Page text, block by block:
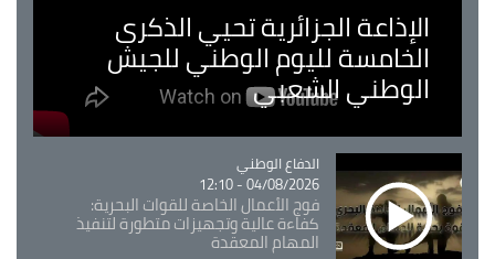
الإذاعة الجزائرية تحيي الذكرى
الخامسة لليوم الوطني للجيش
الوطني الشعبي
Catégorie
الدفاع الوطني
04/08/2026 - 12:10
فوج الأعمال الخاصة للقوات البحرية:
كفاءة عالية وتجهيزات متطورة لتنفيذ
المهام المعقدة